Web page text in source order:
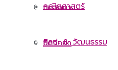
คณิตศาสตร์
จิตวิทยา
จิตวิทยา
ศิลปะ & วัฒนธรรม